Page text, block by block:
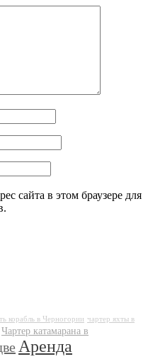
сайта в этом браузере для
корабль в Черногории чартер яхты в
Чартер катамарана в
Аренда